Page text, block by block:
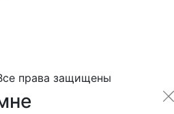
права защищены